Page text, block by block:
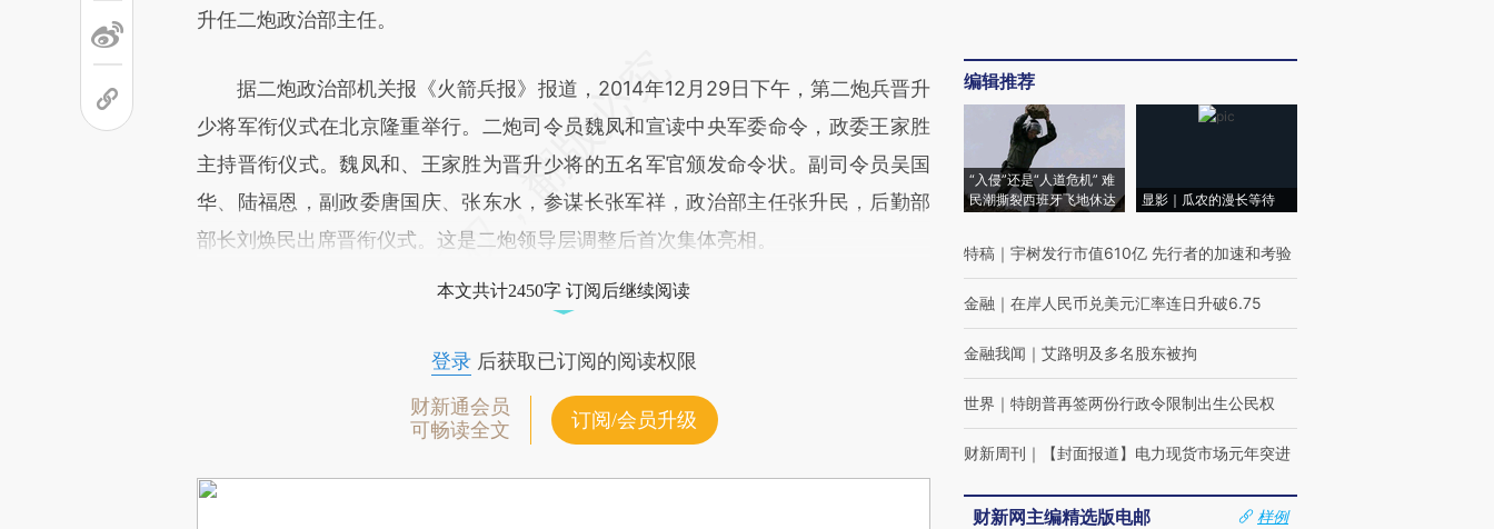
升任二炮政治部主任。
据二炮政治部机关报《火箭兵报》报道，2014年12月29日下午，第二炮兵晋升
少将军衔仪式在北京隆重举行。二炮司令员魏凤和宣读中央军委命令，政委王家胜
主持晋衔仪式。魏凤和、王家胜为晋升少将的五名军官颁发命令状。副司令员吴国
华、陆福恩，副政委唐国庆、张东水，参谋长张军祥，政治部主任张升民，后勤部
部长刘焕民出席晋衔仪式。这是二炮领导层调整后首次集体亮相。
本文共计2450字 订阅后继续阅读
登录后获取已订阅的阅读权限
财新通会员
可畅读全文
订阅/会员升级
编辑推荐
“入侵”还是“人道危机” 难
民潮撕裂西班牙飞地休达
显影｜瓜农的漫长等待
特稿 ｜ 宇树发行市值610亿 先行者的加速和考验
金融 ｜ 在岸人民币兑美元汇率连日升破6.75
金融我闻 ｜ 艾路明及多名股东被拘
世界 ｜ 特朗普再签两份行政令限制出生公民权
财新周刊 ｜ 【封面报道】电力现货市场元年突进
财新网主编精选版电邮
样例